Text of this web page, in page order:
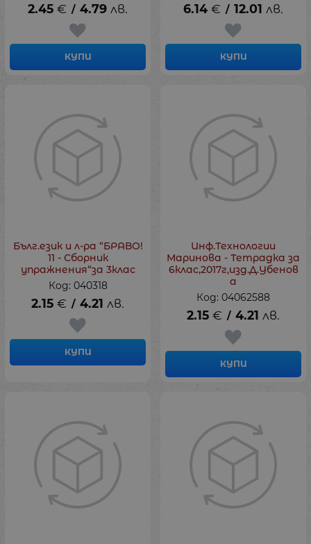
2.45 € / 4.79 лв.
КУПИ
6.14 € / 12.01 лв.
КУПИ
Бълг.език и л-ра “БРАВО!
11 - Сборник
упражнения“за 3клас
Код: 040318
2.15 € / 4.21 лв.
КУПИ
Инф.Технологии
Маринова - Тетрадка за
6клас,2017г,изд.Д.Убенов
а
Код: 04062588
2.15 € / 4.21 лв.
КУПИ